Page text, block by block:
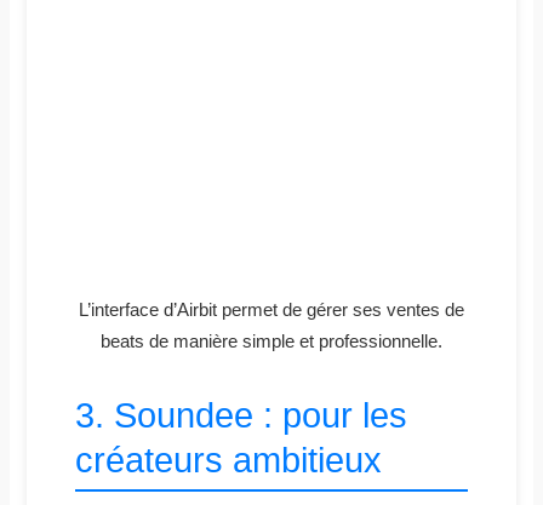
L’interface d’Airbit permet de gérer ses ventes de
beats de manière simple et professionnelle.
3. Soundee : pour les
créateurs ambitieux